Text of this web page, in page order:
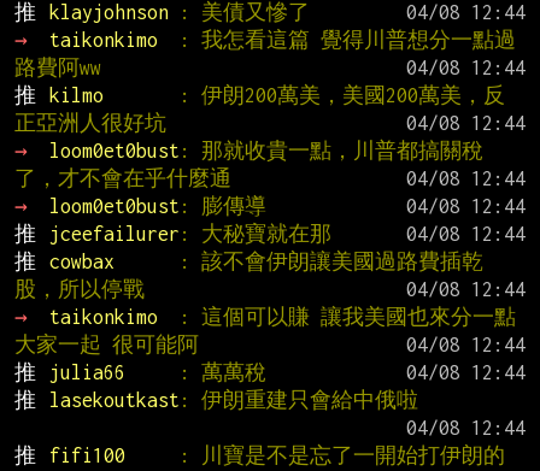
推
klayjohnson : 美債又慘了
→
taikonkimo
: 我怎看這篇 覺得川普想分一點過
路費阿ww
推
kilmo
: 伊朗200萬美，美國200萬美，反
正亞洲人很好坑
→
loom0et0bust : 那就收貴一點，川普都搞關稅
了，才不會在乎什麼通
→
loom0et0bust : 膨傳導
推
jceefailurer : 大秘寶就在那
推
cowbax
: 該不會伊朗讓美國過路費插乾
股，所以停戰
→
taikonkimo
: 這個可以賺 讓我美國也來分一點
大家一起 很可能阿
推
julia66 : 萬萬稅
推
lasekoutkast : 伊朗重建只會給中俄啦
推
fifi100
: 川寶是不是忘了一開始打伊朗的